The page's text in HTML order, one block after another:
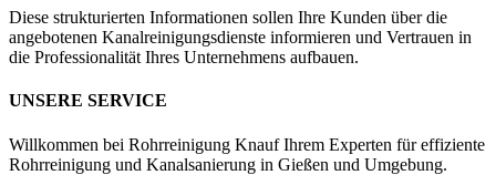
Diese strukturierten Informationen sollen Ihre Kunden über die
angebotenen Kanalreinigungsdienste informieren und Vertrauen in
die Professionalität Ihres Unternehmens aufbauen.
UNSERE SERVICE
Willkommen bei Rohrreinigung Knauf Ihrem Experten für effiziente
Rohrreinigung und Kanalsanierung in Gießen und Umgebung.